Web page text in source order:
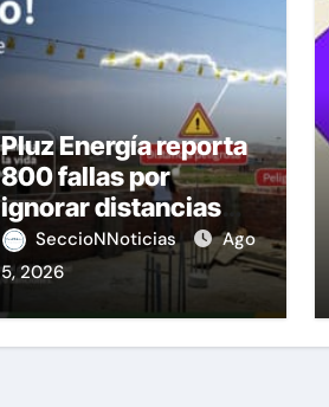
Pluz Energía reporta
800 fallas por
ignorar distancias
de seguridad
SeccioNNoticias
Ago
5, 2026